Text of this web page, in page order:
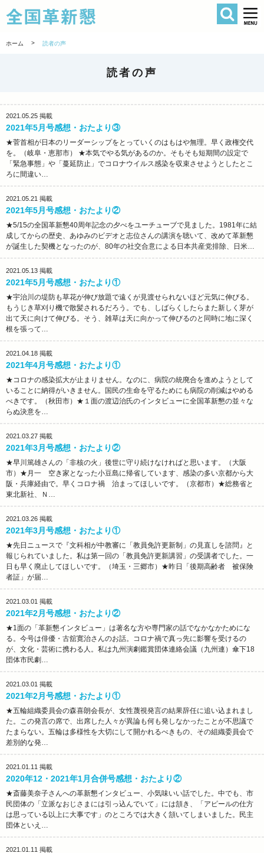
全国革新懇
検索
ホーム > 読者の声
読者の声
2021.05.25 掲載
2021年5月号感想・おたより③
★菅首相が日本のリーダーシップをとっていくのはもはや無理。早く政権交代
を。（岐阜・恵那市） ★本気でやる気があるのか。そもそも短期間の設定で
「緊急事態」や「蔓延防止」でコロナウイルス感染を収束させようとしたとこ
ろに間違い…
2021.05.21 掲載
2021年5月号感想・おたより②
★5/15の全国革新懇40周年記念の夕べをユーチューブで見ました。1981年に結
成してからの歴史、あゆみのビデオと志位さんの講演を聴いて、改めて革新懇
が誕生した契機となったのが、80年の社交合意による日本共産党排除、日米…
2021.05.13 掲載
2021年5月号感想・おたより①
★宇治川の堤防も草花が伸び放題で遠くが見渡せられないほど元気に伸びる。
もうじき草刈り機で散髪されるだろう。でも、しばらくしたらまた新しく芽が
出て天に向けて伸びる。そう、雑草は天に向かって伸びるのと同時に地に深く
根を張って…
2021.04.18 掲載
2021年4月号感想・おたより①
★コロナの感染拡大が止まりません。なのに、病院の統廃合を進めようとして
いることに納得がいきません。国民の生命を守るためにも病院の削減はやめる
べきです。（秋田市）★１面の渡辺治氏のインタビューに全国革新懇の並々な
らぬ決意を…
2021.03.27 掲載
2021年3月号感想・おたより②
★早川篤雄さんの「非核の火」後世に守り続けなければと思います。（大阪
市）★月一 空き家となった小豆島に帰省しています、感染の多い京都から大
阪・兵庫経由で。早くコロナ禍 治まってほしいです。（京都市）★総務省と
東北新社、Ｎ…
2021.03.26 掲載
2021年3月号感想・おたより①
★先日ニュースで『文科相が中教審に「教員免許更新制」の見直しを諮問』と
報じられていました。私は第一回の「教員免許更新講習」の受講者でした。一
日も早く廃止してほしいです。（埼玉・三郷市）★昨日「後期高齢者 被保険
者証」が届…
2021.03.01 掲載
2021年2月号感想・おたより②
★1面の「革新懇インタビュー」は著名な方や専門家の話でなかなかためにな
る。今号は俳優・古舘寛治さんのお話。コロナ禍で真っ先に影響を受けるの
が、文化・芸術に携わる人。私は九州演劇鑑賞団体連絡会議（九州連）傘下18
団体市民劇…
2021.03.01 掲載
2021年2月号感想・おたより①
★五輪組織委員会の森喜朗会長が、女性蔑視発言の結果辞任に追い込まれまし
た。この発言の席で、出席した人々が異論も何も発しなかったことが不思議で
たまらない。五輪は多様性を大切にして開かれるべきもの、その組織委員会で
差別的な発…
2021.01.11 掲載
2020年12・2021年1月合併号感想・おたより②
★斎藤美奈子さんへの革新懇インタビュー、小気味いい話でした。中でも、市
民団体の「立派なおじさまには引っ込んでいて」には頷き、「アピールの仕方
は思っている以上に大事です」のところでは大きく頷いてしまいました。民主
団体といえ…
2021.01.11 掲載